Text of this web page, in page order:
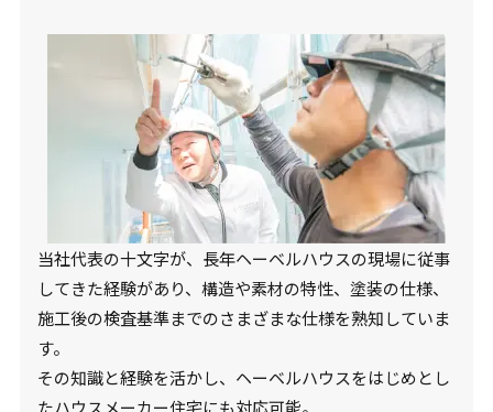
当社代表の十文字が、長年ヘーベルハウスの現場に従事
してきた経験があり、構造や素材の特性、塗装の仕様、
施工後の検査基準までのさまざまな仕様を熟知していま
す。
その知識と経験を活かし、ヘーベルハウスをはじめとし
たハウスメーカー住宅にも対応可能。